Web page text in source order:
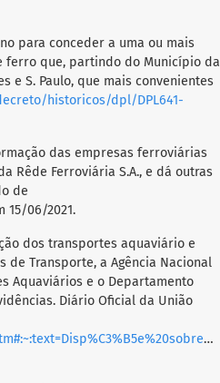
para conceder a uma ou mais
ferro que, partindo do Município da
e S. Paulo, que mais convenientes
historicos/dpl/DPL641-
das empresas ferroviárias
Rêde Ferroviária S.A., e dá outras
de
15/06/2021.
dos transportes aquaviário e
de Transporte, a Agência Nacional
Aquaviários e o Departamento
Diário Oficial da União